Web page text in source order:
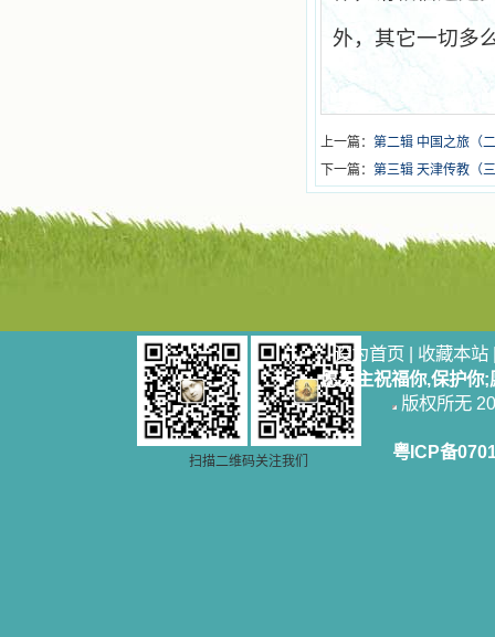
外，其它一切多
上一篇： 第二辑 中国之旅（
下一篇： 第三辑 天津传教（
扫描二维码关注我们
设为首页 | 收藏本站
愿天主祝福你,保护你
版权所无
粤ICP备